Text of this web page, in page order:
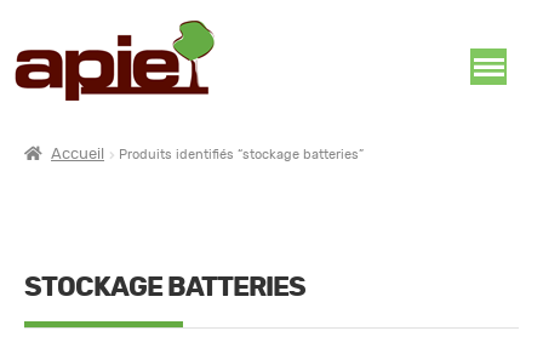
Accueil Produits identifiés “stockage batteries”
STOCKAGE BATTERIES